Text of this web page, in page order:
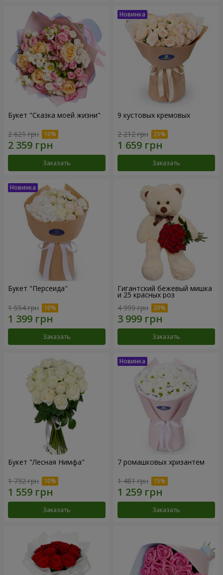
Букет "Сказка моей жизни"
2 621 грн
Заказать
9 кустовых кремовых
2 212 грн
Заказать
Букет "Персеида"
1 554 грн
Заказать
Гигантский бежевый мишка
и 25 красных роз
4 999 грн
Заказать
Букет "Лесная Нимфа"
1 732 грн
Заказать
7 ромашковых хризантем
1 481 грн
Заказать